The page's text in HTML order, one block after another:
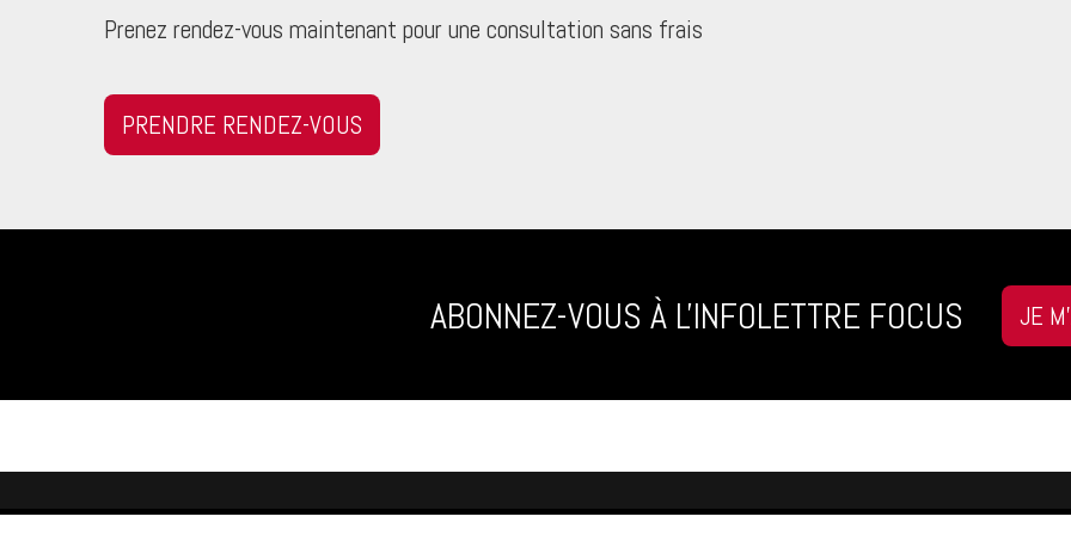
Prenez rendez-vous maintenant pour une consultation sans frais
PRENDRE RENDEZ-VOUS
ABONNEZ-VOUS À L'INFOLETTRE FOCUS JE
QUÉBEC CONTACTEZ-NOUS NOUS SUIVRE